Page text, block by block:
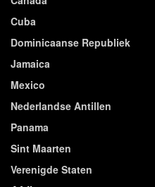
Cuba
Dominicaanse Republiek
Jamaica
Mexico
Nederlandse Antillen
Panama
Sint Maarten
Verenigde Staten